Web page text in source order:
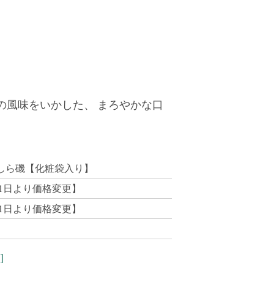
味をいかした、 まろやかな口
磯【化粧袋入り】
より価格変更】
より価格変更】